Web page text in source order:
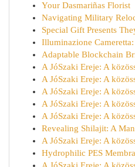
Your Dasmariñas Florist
Navigating Military
Special Gift Presents
Illuminazione
Adaptable Blockchain
A JóSzaki Ereje: A
A JóSzaki Ereje: A
A JóSzaki Ereje: A
A JóSzaki Ereje: A
A JóSzaki Ereje: A
Revealing Shilajit: A
A JóSzaki Ereje: A
Hydrophilic PES